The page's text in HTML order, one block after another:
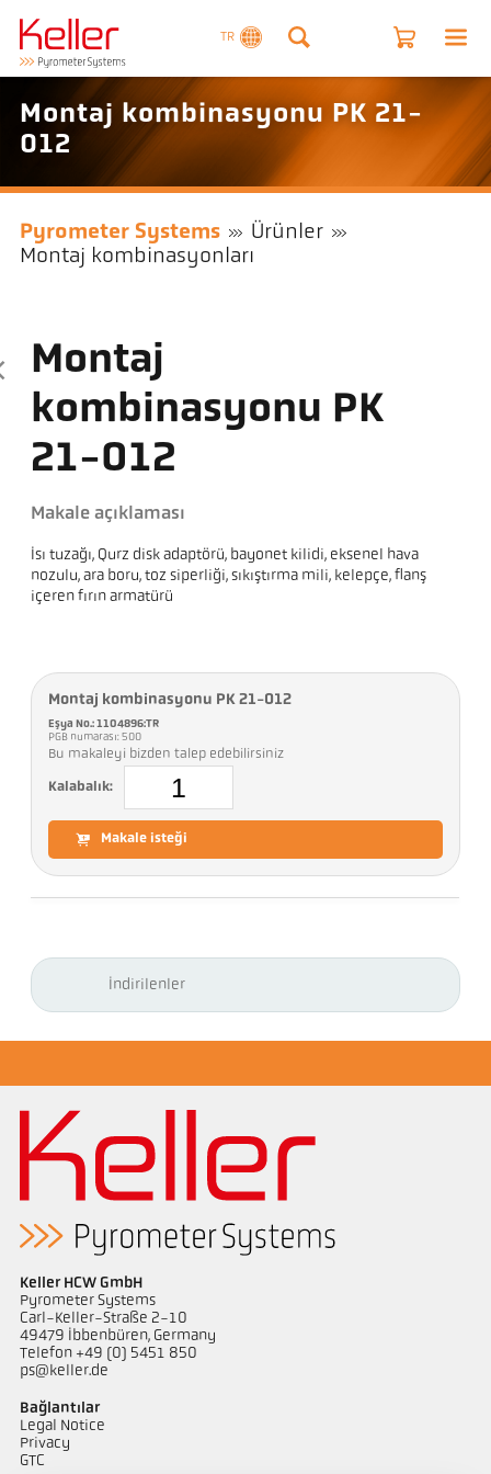
TR
Montaj kombinasyonu PK 21-
012
Pyrometer Systems
Ürünler
Montaj kombinasyonları
Montaj
kombinasyonu PK
21-012
Makale açıklaması
Isı tuzağı, Qurz disk adaptörü, bayonet kilidi, eksenel hava
nozulu, ara boru, toz siperliği, sıkıştırma mili, kelepçe, flanş
içeren fırın armatürü
Montaj kombinasyonu PK 21-012
Eşya No.: 1104896:TR
PGB numarası: 500
Bu makaleyi bizden talep edebilirsiniz
Kalabalık:
Makale isteği
İndirilenler
Keller HCW GmbH
Pyrometer Systems
Carl-Keller-Straße 2-10
49479 Ibbenbüren, Germany
Telefon +49 (0) 5451 850
ps@keller.de
Bağlantılar
Legal Notice
Privacy
GTC